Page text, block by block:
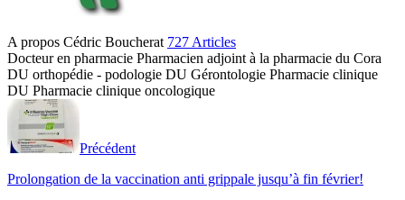
A propos Cédric Boucherat 727 Articles
Docteur en pharmacie Pharmacien adjoint à la pharmacie du Cora
DU orthopédie - podologie DU Gérontologie Pharmacie clinique
DU Pharmacie clinique oncologique
Site
web
Précédent
Prolongation de la vaccination anti grippale jusqu’à fin février!